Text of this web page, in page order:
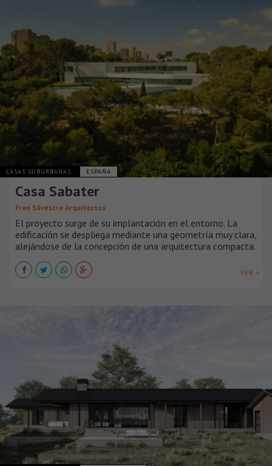
CASAS SUBURBANAS ESPAÑA
Casa Sabater
Fran Silvestre Arquitectos
El proyecto surge de su implantación en el entorno. La
edificación se despliega mediante una geometría muy clara,
alejándose de la concepción de una arquitectura compacta.
VER +